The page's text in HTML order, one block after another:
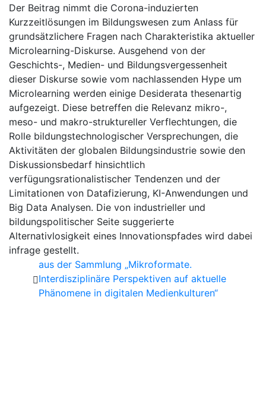
Der Beitrag nimmt die Corona-induzierten
Kurzzeitlösungen im Bildungswesen zum Anlass für
grundsätzlichere Fragen nach Charakteristika aktueller
Microlearning-Diskurse. Ausgehend von der
Geschichts-, Medien- und Bildungsvergessenheit
dieser Diskurse sowie vom nachlassenden Hype um
Microlearning werden einige Desiderata thesenartig
aufgezeigt. Diese betreffen die Relevanz mikro-,
meso- und makro-struktureller Verflechtungen, die
Rolle bildungstechnologischer Versprechungen, die
Aktivitäten der globalen Bildungsindustrie sowie den
Diskussionsbedarf hinsichtlich
verfügungsrationalistischer Tendenzen und der
Limitationen von Datafizierung, KI-Anwendungen und
Big Data Analysen. Die von industrieller und
bildungspolitischer Seite suggerierte
Alternativlosigkeit eines Innovationspfades wird dabei
infrage gestellt.
aus der Sammlung „Mikroformate.
Interdisziplinäre Perspektiven auf aktuelle
Phänomene in digitalen Medienkulturen“